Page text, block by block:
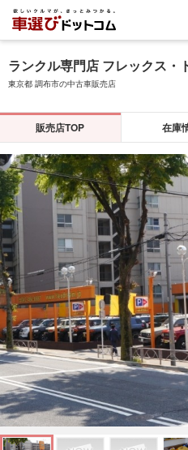
ランクル専門店 フレックス・
東京都 調布市の中古車販売店
販売店TOP 在庫